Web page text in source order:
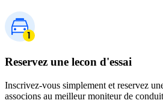
Reservez une lecon d'essai
Inscrivez-vous simplement et reservez
associons au meilleur moniteur de